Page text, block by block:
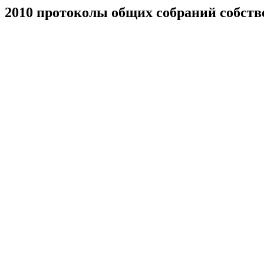
2010 протоколы общих собраний